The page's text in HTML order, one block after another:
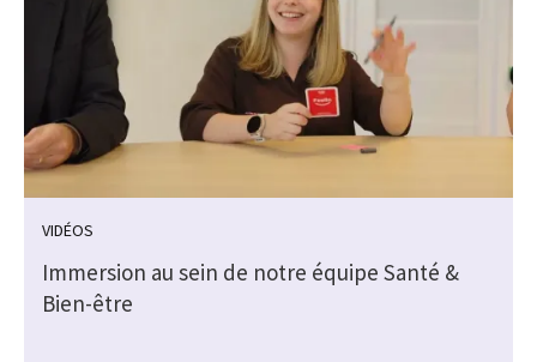
VIDÉOS
Immersion au sein de notre équipe Santé &
Bien-être